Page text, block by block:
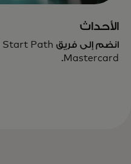
الأحداث
Mastercard.